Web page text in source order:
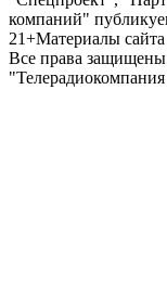
компаний"
21+Материалы
Все права